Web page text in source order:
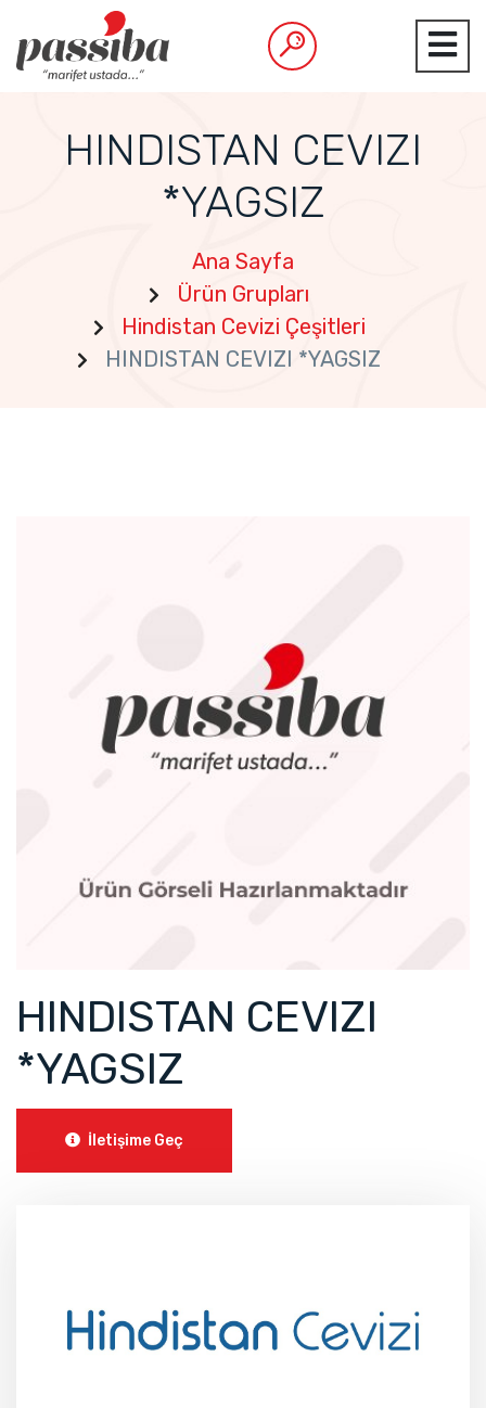
HINDISTAN CEVIZI
*YAGSIZ
Ana Sayfa
Ürün Grupları
Hindistan Cevizi Çeşitleri
HINDISTAN CEVIZI *YAGSIZ
HINDISTAN CEVIZI
*YAGSIZ
İletişime Geç